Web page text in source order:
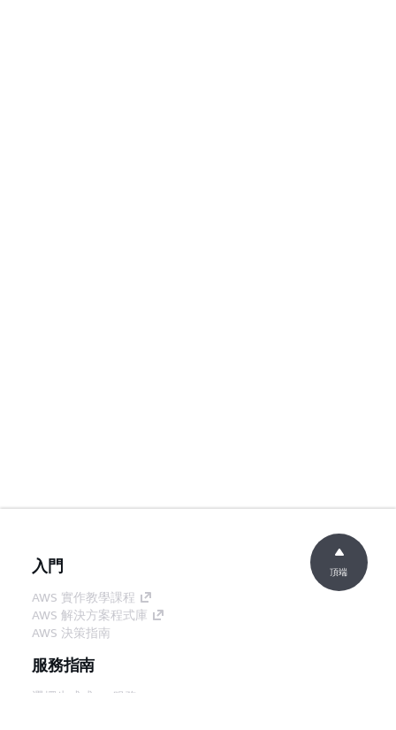
入門
AWS 實作教學課程
AWS 解決方案程式庫
AWS 決策指南
服務指南
選擇生成式 AI 服務
頂端